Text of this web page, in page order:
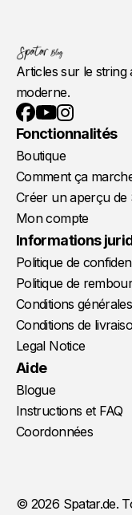
Articles sur le string
moderne.
Facebook
YouTube
Instagram
Fonctionnalités
Boutique
Comment ça
Créer un aperçu de
Mon compte
Informations
Politique de
Politique de
Conditions
Conditions de
Legal Notice
Aide
Blogue
Instructions et FAQ
Coordonnées
© 2026 Spatar.de.